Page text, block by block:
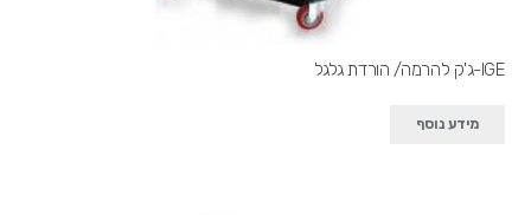
IGE-ג'ק להרמה/ הורדת גלגל
מידע נוסף